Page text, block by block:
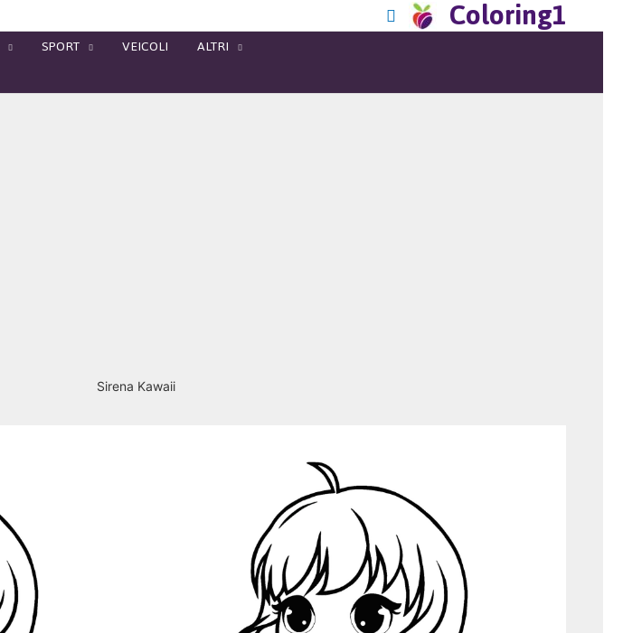
Coloring1
SPORT VEICOLI ALTRI
Sirena Kawaii